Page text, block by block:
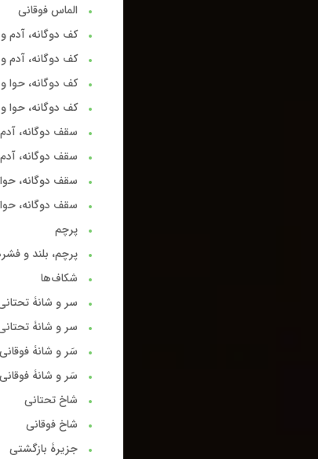
الماس فوقانی
کف دوگانه، آدم
کف دوگانه، آدم
کف دوگانه، حوا
کف دوگانه، حوا
سقف دوگانه،
سقف دوگانه،
سقف دوگانه،
سقف دوگانه،
پرچم
پرچم، بلند و
شکاف‌ها
سر و شانۀ
سر و شانۀ
سَر و شانۀ فوقانی
سَر و شانۀ
شاخ تحتانی
شاخ فوقانی
جزیرۀ بازگشتی